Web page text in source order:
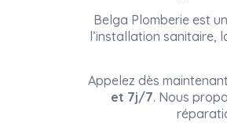
Belga Plomberieest
l’installation sanitaire,
Appelez dès
et 7j/7. Nous